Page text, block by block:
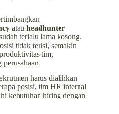
atau headhunter
terlalu lama kosong.
tidak terisi, semakin
tim,
perusahaan.
harus dialihkan
posisi, tim HR internal
kebutuhan hiring dengan